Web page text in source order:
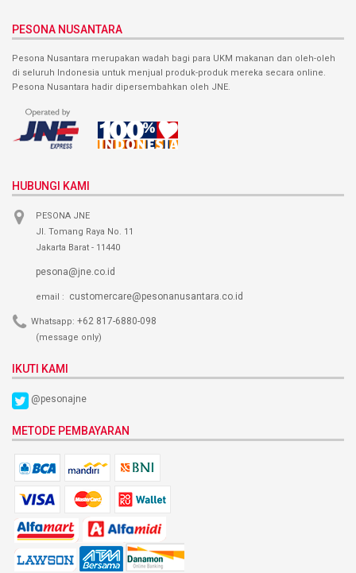
PESONA NUSANTARA
Pesona Nusantara merupakan wadah bagi para UKM makanan dan oleh-oleh
di seluruh Indonesia untuk menjual produk-produk mereka secara online.
Pesona Nusantara hadir dipersembahkan oleh JNE.
HUBUNGI KAMI
PESONA JNE
Jl. Tomang Raya No. 11
Jakarta Barat - 11440
pesona@jne.co.id
email : customercare@pesonanusantara.co.id
Whatsapp: +62 817-6880-098
(message only)
IKUTI KAMI
@pesonajne
METODE PEMBAYARAN